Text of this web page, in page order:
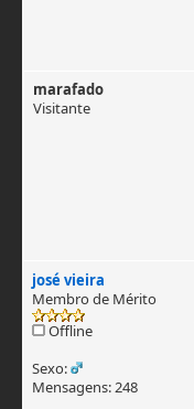
marafado
Visitante
josé vieira
Membro de Mérito
Offline
Sexo:
Mensagens: 248